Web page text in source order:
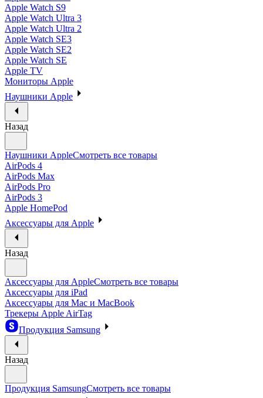
Apple Watch S9
Apple Watch Ultra 3
Apple Watch Ultra 2
Apple Watch SE3
Apple Watch SE2
Apple Watch SE
Apple TV
Мониторы Apple
Наушники Apple
Назад
Наушники AppleСмотреть все товары
AirPods 4
AirPods Max
AirPods Pro
AirPods 3
Apple HomePod
Аксессуары для Apple
Назад
Аксессуары для AppleСмотреть все товары
Аксессуары для iPad
Аксессуары для Mac и MacBook
Трекеры Apple AirTag
Продукция Samsung
Назад
Продукция SamsungСмотреть все товары